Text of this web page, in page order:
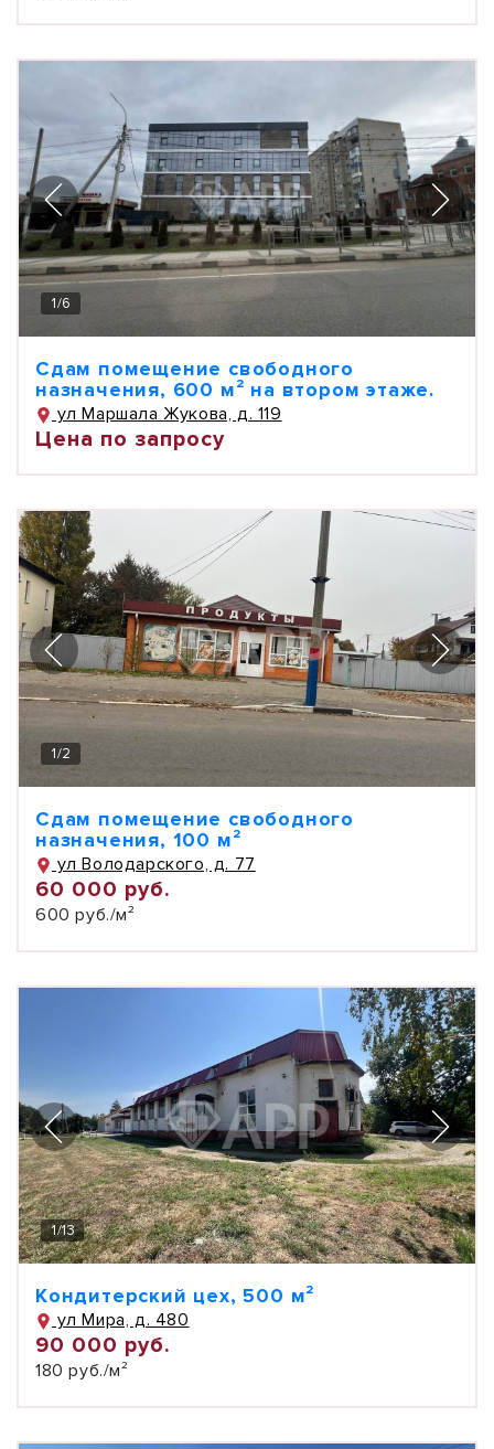
1/6
Сдам помещение свободного
назначения, 600 м² на втором этаже.
ул Маршала Жукова, д. 119
Цена по запросу
1/2
Сдам помещение свободного
назначения, 100 м²
ул Володарского, д. 77
60 000 руб.
600 руб./м²
1/13
Кондитерский цех, 500 м²
ул Мира, д. 480
90 000 руб.
180 руб./м²